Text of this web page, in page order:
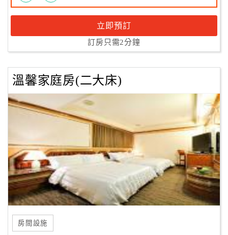
立即預訂
訂房只需2分鐘
溫馨家庭房(二大床)
房間設施